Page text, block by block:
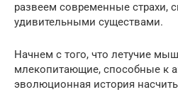
развеем современные страхи,
удивительными существами.
Начнем с того, что летучие
млекопитающие, способные к
эволюционная история